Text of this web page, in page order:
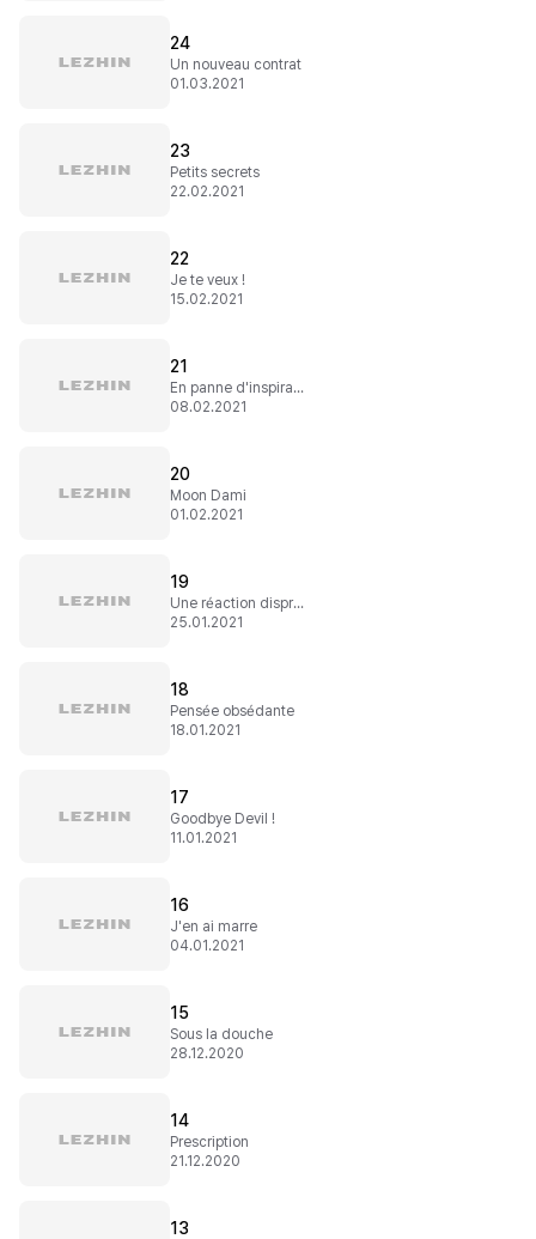
24
Un nouveau contrat
01.03.2021
23
Petits secrets
22.02.2021
22
Je te veux !
15.02.2021
21
En panne d'inspiration
08.02.2021
20
Moon Dami
01.02.2021
19
Une réaction disproportionnée
25.01.2021
18
Pensée obsédante
18.01.2021
17
Goodbye Devil !
11.01.2021
16
J'en ai marre
04.01.2021
15
Sous la douche
28.12.2020
14
Prescription
21.12.2020
13